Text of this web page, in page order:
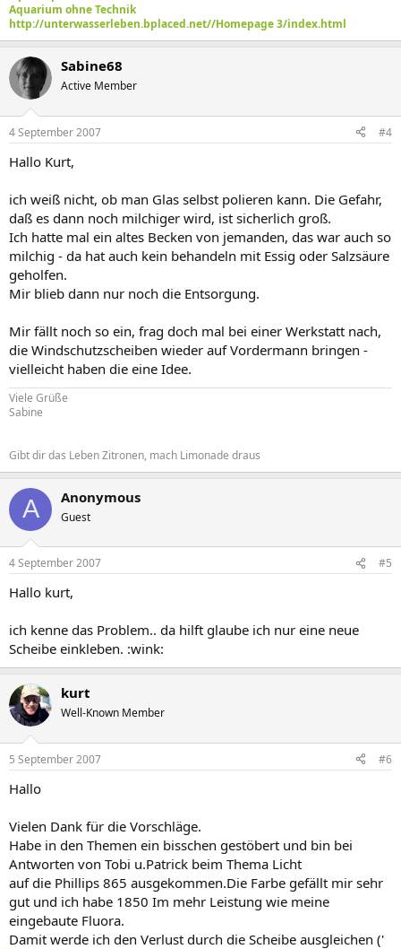
Aquarium ohne Technik
http://unterwasserleben.bplaced.net//Homepage 3/index.html
Sabine68
Active Member
4 September 2007 #4
Hallo Kurt,
ich weiß nicht, ob man Glas selbst polieren kann. Die Gefahr,
daß es dann noch milchiger wird, ist sicherlich groß.
Ich hatte mal ein altes Becken von jemanden, das war auch so
milchig - da hat auch kein behandeln mit Essig oder Salzsäure
geholfen.
Mir blieb dann nur noch die Entsorgung.
Mir fällt noch so ein, frag doch mal bei einer Werkstatt nach,
die Windschutzscheiben wieder auf Vordermann bringen -
vielleicht haben die eine Idee.
Viele Grüße
Sabine
Gibt dir das Leben Zitronen, mach Limonade draus
A Anonymous
Guest
4 September 2007 #5
Hallo kurt,
ich kenne das Problem.. da hilft glaube ich nur eine neue
Scheibe einkleben. :wink:
kurt
Well-Known Member
5 September 2007 #6
Hallo
Vielen Dank für die Vorschläge.
Habe in den Themen ein bisschen gestöbert und bin bei
Antworten von Tobi u.Patrick beim Thema Licht
auf die Phillips 865 ausgekommen.Die Farbe gefällt mir sehr
gut und ich habe 1850 Im mehr Leistung wie meine
eingebaute Fluora.
Damit werde ich den Verlust durch die Scheibe ausgleichen ('